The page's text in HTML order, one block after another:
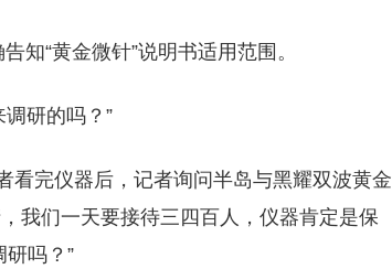
知“黄金微针”说明书适用范围。
研的吗？”
看完仪器后，记者询问半岛与黑耀双波黄金
我们一天要接待三四百人，仪器肯定是保
研吗？”